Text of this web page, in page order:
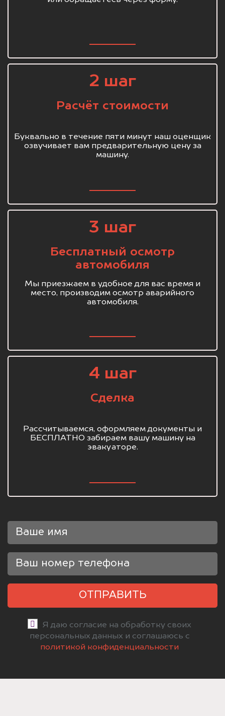
2 шаг
Расчёт стоимости
Буквально в течение пяти минут наш оценщик
озвучивает вам предварительную цену за
машину.
3 шаг
Бесплатный осмотр
автомобиля
Мы приезжаем в удобное для вас время и
место, производим осмотр аварийного
автомобиля.
4 шаг
Сделка
Рассчитываемся, оформляем документы и
БЕСПЛАТНО забираем вашу машину на
эвакуаторе.
ОТПРАВИТЬ
Я даю согласие на обработку своих
персональных данных и соглашаюсь с
политикой конфиденциальности